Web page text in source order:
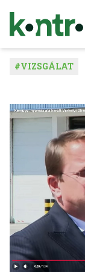
#VIZSGÁLAT